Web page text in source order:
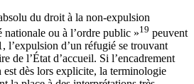
du droit à la non-expulsion
nationale ou à l’ordre public »19 peuvent
l’expulsion d’un réfugié se trouvant
de l’État d’accueil. Si l’encadrement
dès lors explicite, la terminologie